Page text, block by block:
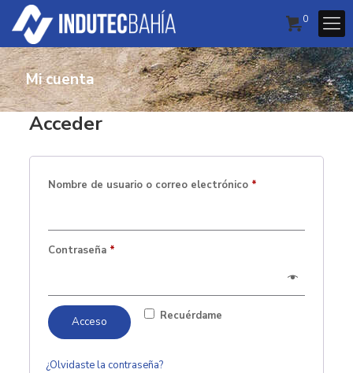
0
Mi cuenta
Acceder
Nombre de usuario o correo electrónico *Obligatorio
Contraseña *Obligatorio
Recuérdame
Acceso
¿Olvidaste la contraseña?